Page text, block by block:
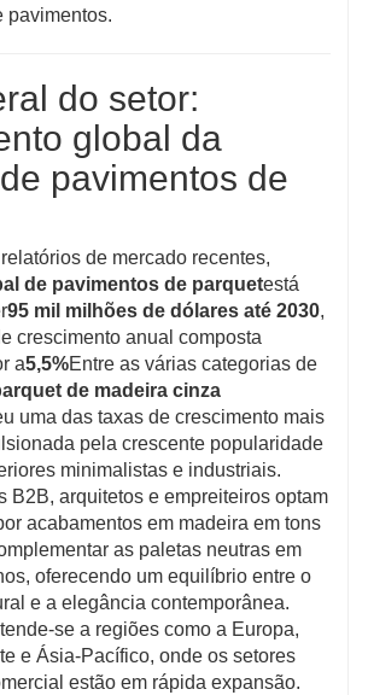
pavimentos.
do setor:
global da
pavimentos de
de mercado recentes,
de pavimentos de parquetestá
95 mil milhões de dólares até 2030,
crescimento anual composta
a5,5%Entre as várias categorias de
de madeira cinza
uma das taxas de crescimento mais
pela crescente popularidade
minimalistas e industriais.
B2B, arquitetos e empreiteiros optam
acabamentos em madeira em tons
as paletas neutras em
oferecendo um equilíbrio entre o
e a elegância contemporânea.
se a regiões como a Europa,
e Ásia-Pacífico, onde os setores
estão em rápida expansão.